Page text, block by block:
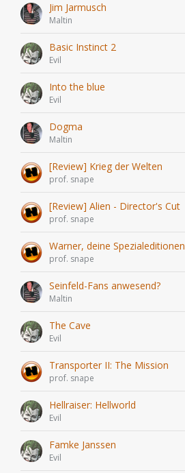
Jim Jarmusch
Maltin
Basic Instinct 2
Evil
Into the blue
Evil
Dogma
Maltin
[Review] Krieg der Welten
prof. snape
[Review] Alien - Director's Cut
prof. snape
Warner, deine Spezialeditionen
prof. snape
Seinfeld-Fans anwesend?
Maltin
The Cave
Evil
Transporter II: The Mission
prof. snape
Hellraiser: Hellworld
Evil
Famke Janssen
Evil